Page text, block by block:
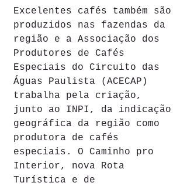
Excelentes cafés também são
produzidos nas fazendas da
região e a Associação dos
Produtores de Cafés
Especiais do Circuito das
Águas Paulista (ACECAP)
trabalha pela criação,
junto ao INPI, da indicação
geográfica da região como
produtora de cafés
especiais. O Caminho pro
Interior, nova Rota
Turística e de